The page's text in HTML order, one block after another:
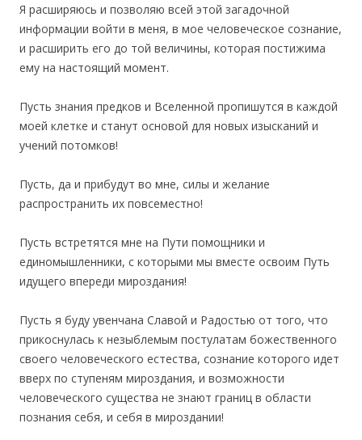
Я расширяюсь и позволяю всей этой загадочной
информации войти в меня, в мое человеческое сознание,
и расширить его до той величины, которая постижима
ему на настоящий момент.
Пусть знания предков и Вселенной пропишутся в каждой
моей клетке и станут основой для новых изысканий и
учений потомков!
Пусть, да и прибудут во мне, силы и желание
распространить их повсеместно!
Пусть встретятся мне на Пути помощники и
единомышленники, с которыми мы вместе освоим Путь
идущего впереди мироздания!
Пусть я буду увенчана Славой и Радостью от того, что
прикоснулась к незыблемым постулатам божественного
своего человеческого естества, сознание которого идет
вверх по ступеням мироздания, и возможности
человеческого существа не знают границ в области
познания себя, и себя в мироздании!